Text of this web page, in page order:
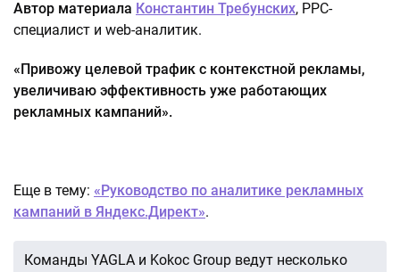
Автор материала Константин Требунских, PPC-
специалист и web-аналитик.
«Привожу целевой трафик с контекстной рекламы,
увеличиваю эффективность уже работающих
рекламных кампаний».
Еще в тему: «Руководство по аналитике рекламных
кампаний в Яндекс.Директ».
Команды YAGLA и Kokoc Group ведут несколько